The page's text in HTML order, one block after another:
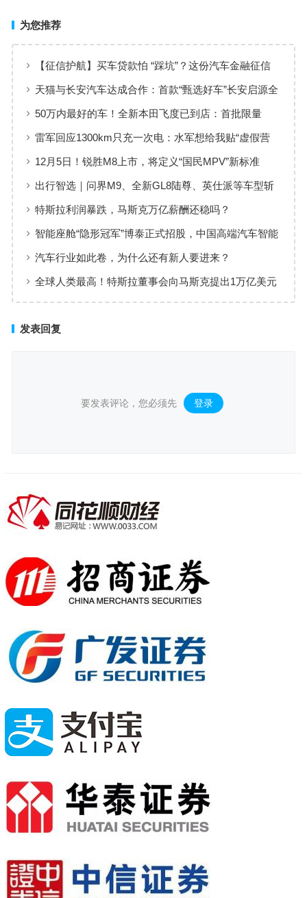
为您推荐
【征信护航】买车贷款怕 “踩坑”？这份汽车金融征信
保护指南请收好！
天猫与长安汽车达成合作：首款“甄选好车”长安启源全
新Q05激光极智版上线
50万内最好的车！全新本田飞度已到店：首批限量
3000台
雷军回应1300km只充一次电：水军想给我贴“虚假营
销”标签
12月5日！锐胜M8上市，将定义“国民MPV”新标准
出行智选｜问界M9、全新GL8陆尊、英仕派等车型斩
获大奖
特斯拉利润暴跌，马斯克万亿薪酬还稳吗？
​智能座舱“隐形冠军”博泰正式招股，中国高端汽车智能
化迎来关键玩家
汽车行业如此卷，为什么还有新人要进来？
全球人类最高！特斯拉董事会向马斯克提出1万亿美元
发表回复
要发表评论，您必须先 登录 。